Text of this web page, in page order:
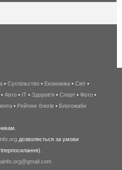
беспроводной
интернет
киев
wimax
в
• Суспільство • Економіка • Світ •
• Авто • IT • Здоров'я • Спорт • Фото •
• Рейтинг блогів • Блогожаби
дозволяється за умови